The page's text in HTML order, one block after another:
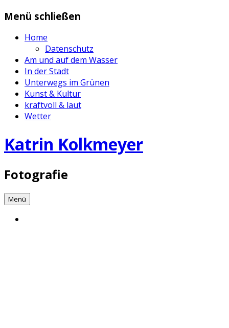
Zum
springen
Menü schließen
Home
Datenschutz
Am und auf dem Wasser
In der Stadt
Unterwegs im Grünen
Kunst & Kultur
kraftvoll & laut
Wetter
Katrin Kolkmeyer
Fotografie
Menü